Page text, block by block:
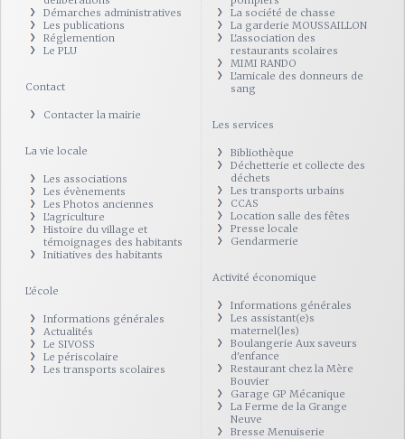
Démarches administratives
Les publications
Réglemention
Le PLU
Contact
Contacter la mairie
La vie locale
Les associations
Les évènements
Les Photos anciennes
L'agriculture
Histoire du village et
témoignages des habitants
Initiatives des habitants
L'école
Informations générales
Actualités
Le SIVOSS
Le périscolaire
Les transports scolaires
La société de chasse
La garderie MOUSSAILLON
L'association des
restaurants scolaires
MIMI RANDO
L'amicale des donneurs de
sang
Les services
Bibliothèque
Déchetterie et collecte des
déchets
Les transports urbains
CCAS
Location salle des fêtes
Presse locale
Gendarmerie
Activité économique
Informations générales
Les assistant(e)s
maternel(les)
Boulangerie Aux saveurs
d'enfance
Restaurant chez la Mère
Bouvier
Garage GP Mécanique
La Ferme de la Grange
Neuve
Bresse Menuiserie